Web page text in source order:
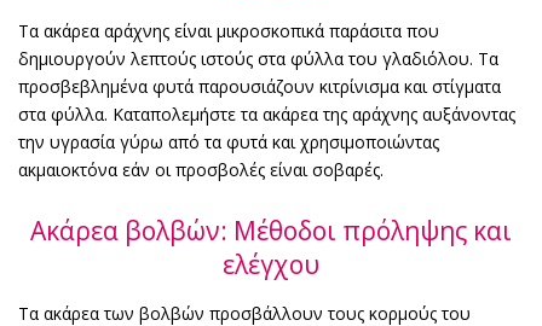
Τα ακάρεα αράχνης είναι μικροσκοπικά παράσιτα που
δημιουργούν λεπτούς ιστούς στα φύλλα του γλαδιόλου. Τα
προσβεβλημένα φυτά παρουσιάζουν κιτρίνισμα και στίγματα
στα φύλλα. Καταπολεμήστε τα ακάρεα της αράχνης αυξάνοντας
την υγρασία γύρω από τα φυτά και χρησιμοποιώντας
ακμαιοκτόνα εάν οι προσβολές είναι σοβαρές.
Ακάρεα βολβών: Μέθοδοι πρόληψης και
ελέγχου
Τα ακάρεα των βολβών προσβάλλουν τους κορμούς του